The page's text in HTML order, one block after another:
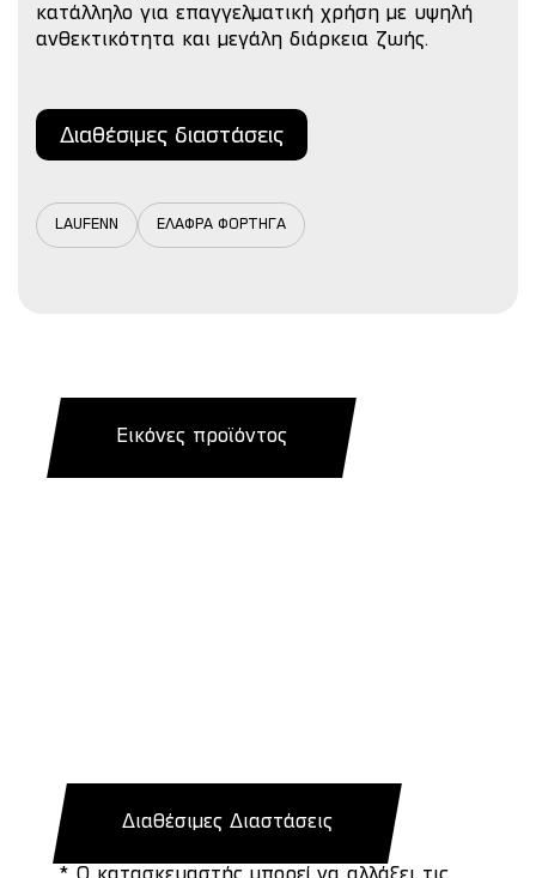
κατάλληλο για επαγγελματική χρήση με υψηλή
ανθεκτικότητα και μεγάλη διάρκεια ζωής.
Διαθέσιμες διαστάσεις
LAUFENN ΕΛΑΦΡΑ ΦΟΡΤΗΓΑ
Εικόνες προϊόντος
Διαθέσιμες Διαστάσεις